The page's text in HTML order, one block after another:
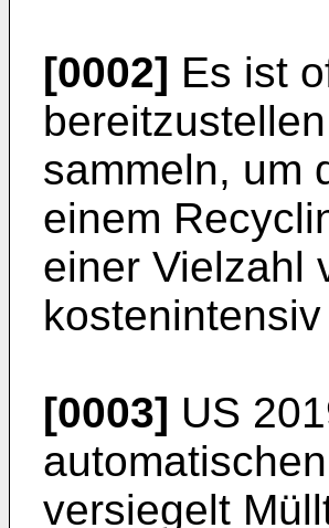
[0002] Es ist
sammeln, um
einem
einer Vielzahl
[0003] US
versiegelt